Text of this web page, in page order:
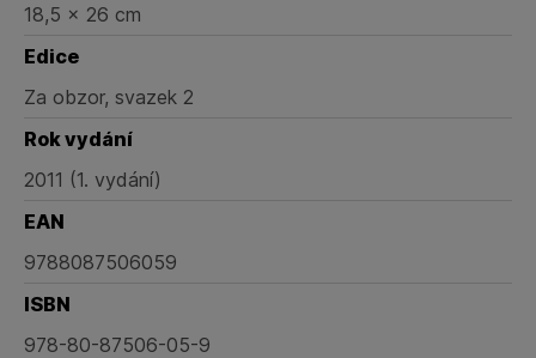
18,5 x 26 cm
Edice
Za obzor, svazek 2
Rok vydání
2011 (1. vydání)
EAN
9788087506059
ISBN
978-80-87506-05-9